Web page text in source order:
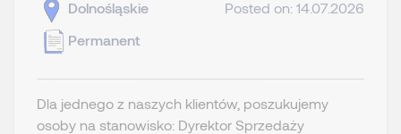
Dolnośląskie
Permanent
Posted on: 14.07.2026
Dla jednego z naszych klientów, poszukujemy
osoby na stanowisko: Dyrektor Sprzedaży